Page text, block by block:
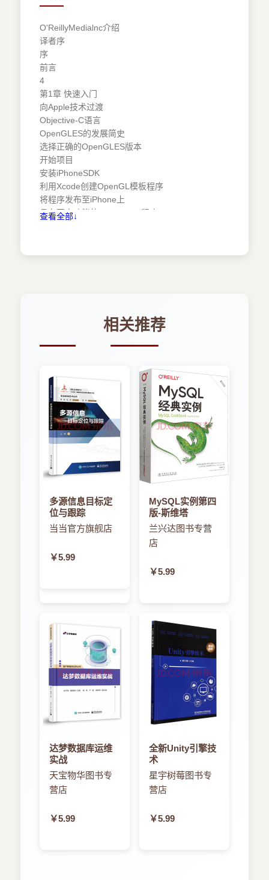
O'ReillyMedialnc介绍
译者序
序
前言
4
第1章 快速入门
向Apple技术过渡
Objective-C语言
OpenGLES的发展简史
选择正确的OpenGLES版本
开始项目
安装iPhoneSDK
利用Xcode创建OpenGL模板程序
将程序发布至iPhone上
具有固定功能的HeIIoArrow程序
渲染引擎接口的定义和使用
处理设备的方向
利用着色器编写HelloArrow程序
着色器
框架结构
GLVieW
实现RenderingEngine
小结
第2章 数学知识
装配线
顶点属性
顶点的生命周期
装配线类比
缩放
利用矩阵栈存储和恢复转换操作
动画
插值技术
基于四元数的旋转动画
基于C++的向量
……
第3章 顶点和触摸点
第4章 景深和现实感
第6章 混合操作与增强现实感
第7章 精灵和文本
第9章 优化操作
附录 C++向量库
查看全部↓
相关推荐
多源信息目标定
位与跟踪
当当官方旗舰店
￥5.99
MySQL实例第四
版-斯维塔
兰兴达图书专营
店
￥5.99
达梦数据库运维
实战
天宝物华图书专
营店
￥5.99
全新Unity引擎技
术
星宇树莓图书专
营店
￥5.99